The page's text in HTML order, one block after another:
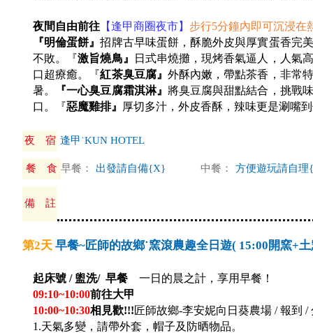
夜間自由前往 【逢甲商圈夜市】 步行5分鐘內即可沉浸在
『明倫蛋餅』招牌古早味蛋餅，酥脆外皮與厚實蛋香完
不敗。『激旨燒鳥』
日式串燒攤，現烤香氣逼人，人氣
口超療癒。『紅茶臭豆腐』 外酥內嫩，帶點茶香，非常
暑。
『一心臭豆腐霜淇淋』 將臭豆腐與甜點結合，挑戰
口。『惡魔雞排』 厚切多汁，外皮香酥，辣味更是涮嘴
夜 宿 逢甲˙KUN HOTEL
餐 食 早餐： 出發請自備{X} 中餐： 方便遊玩請自
備 註
第2天 早餐~匠師的故鄉˙窯滾農趣全日遊( 15:00開窯+
起床號 / 盥洗/ 早餐 一日的晨之計，享用早餐！
09:10~10:00前往大甲
10:00~10:30相見歡!!!匠師故鄉-李安妮向日葵農場 / 報到 /
1.天氣多變，請帶外套，帽子及防晒物品。